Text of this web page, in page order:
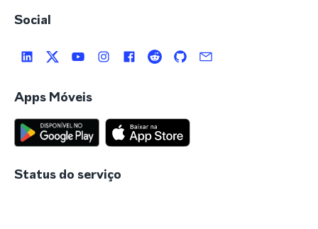
Social
Apps Móveis
Status do serviço